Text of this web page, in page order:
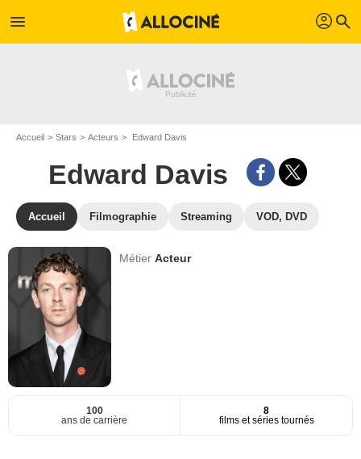
menu profil search
Accueil Stars Acteurs Edward Davis
Edward Davis
Accueil Filmographie Streaming VOD, DVD
MétierActeur
100
ans de carrière
8
films et séries tournés